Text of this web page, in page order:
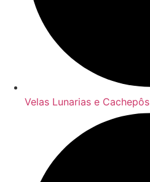
Velas Lunarias e Cachepôs